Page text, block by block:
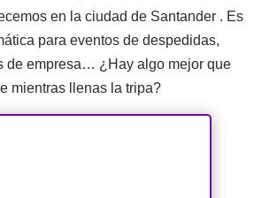
en la ciudad de Santander . Es
para eventos de despedidas,
de empresa… ¿Hay algo mejor que
mientras llenas la tripa?